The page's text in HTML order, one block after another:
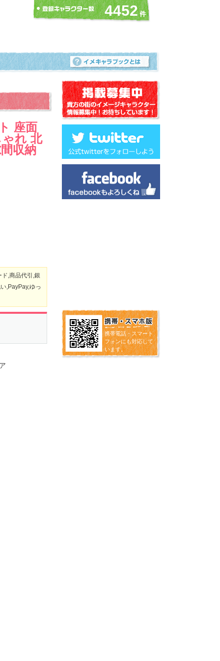
4452
座面
れ 北
収納
,商品代引,銀
,PayPay,ゆっ
携帯電話・スマート
フォンにも対応して
います。